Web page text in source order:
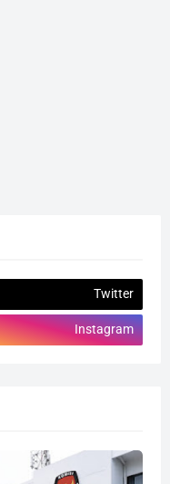
Twitter
Instagram